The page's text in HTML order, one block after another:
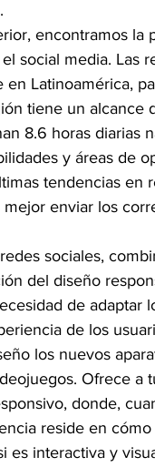
encontramos la
social media. Las
Latinoamérica,
tiene un alcance
8.6 horas diarias
y áreas de
tendencias en
enviar los
sociales,
del diseño
de adaptar
de los
los nuevos
Ofrece a
donde,
reside en
es interactiva y